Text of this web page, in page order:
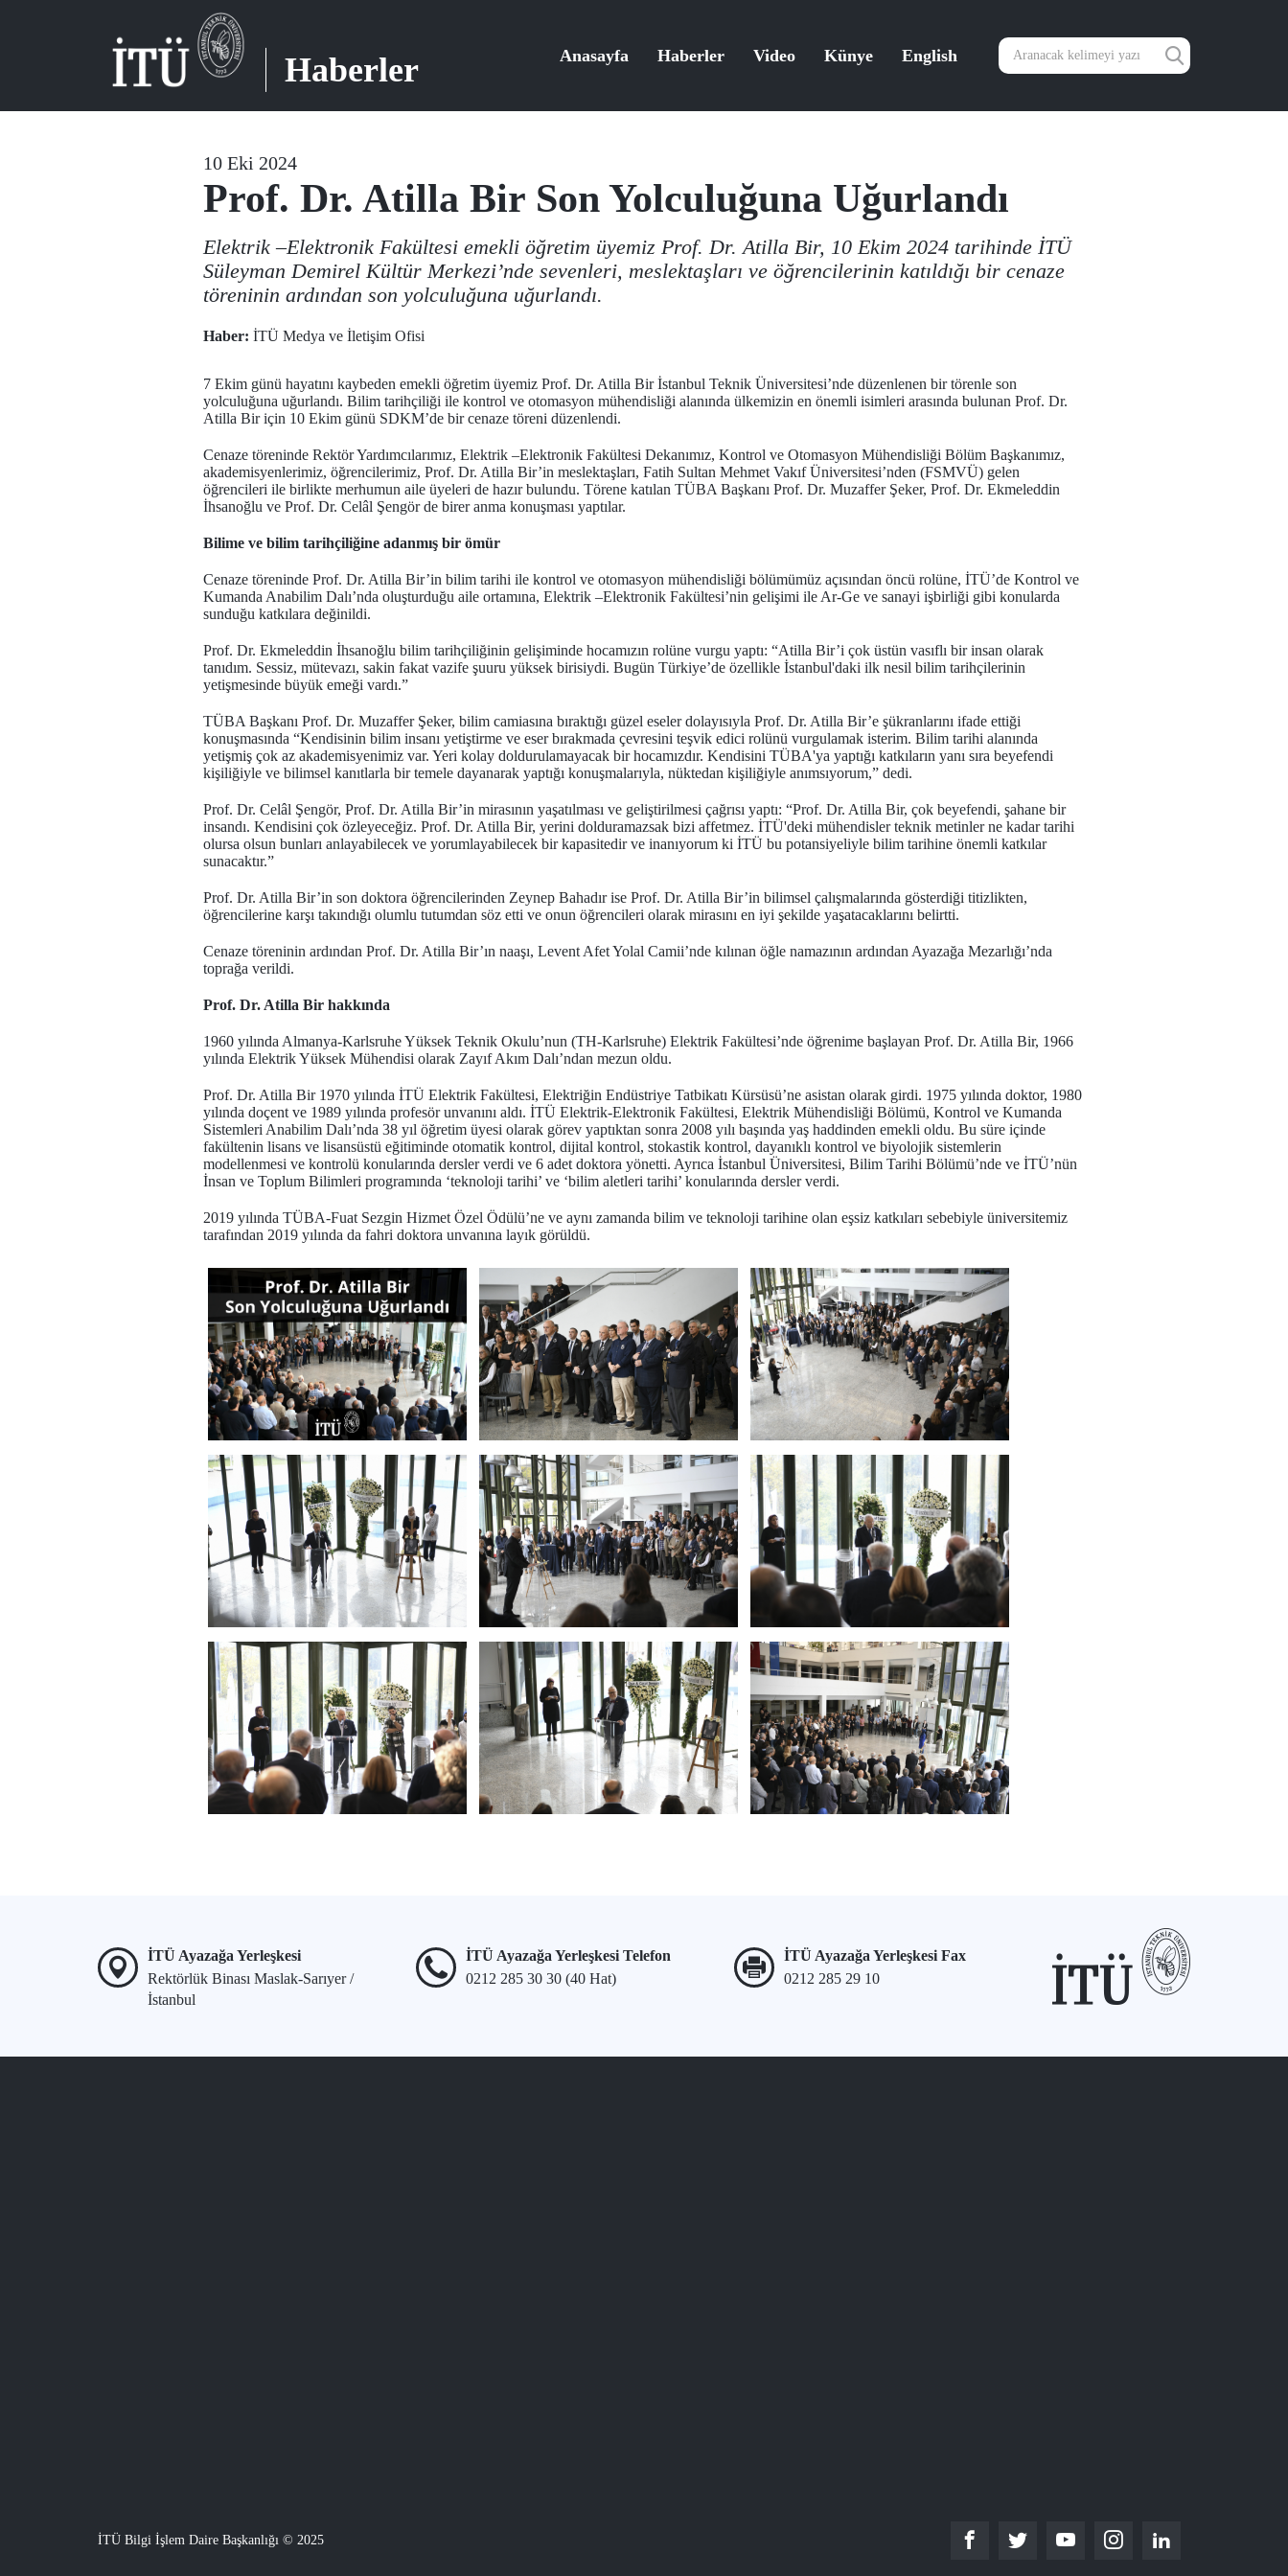
Haberler Anasayfa Haberler Video Künye English
10 Eki 2024
Prof. Dr. Atilla Bir Son Yolculuğuna Uğurlandı
Elektrik –Elektronik Fakültesi emekli öğretim üyemiz Prof. Dr. Atilla Bir, 10 Ekim 2024 tarihinde İTÜ
Süleyman Demirel Kültür Merkezi’nde sevenleri, meslektaşları ve öğrencilerinin katıldığı bir cenaze
töreninin ardından son yolculuğuna uğurlandı.
Haber: İTÜ Medya ve İletişim Ofisi
7 Ekim günü hayatını kaybeden emekli öğretim üyemiz Prof. Dr. Atilla Bir İstanbul Teknik Üniversitesi’nde düzenlenen bir törenle son
yolculuğuna uğurlandı. Bilim tarihçiliği ile kontrol ve otomasyon mühendisliği alanında ülkemizin en önemli isimleri arasında bulunan Prof. Dr.
Atilla Bir için 10 Ekim günü SDKM’de bir cenaze töreni düzenlendi.
Cenaze töreninde Rektör Yardımcılarımız, Elektrik –Elektronik Fakültesi Dekanımız, Kontrol ve Otomasyon Mühendisliği Bölüm Başkanımız,
akademisyenlerimiz, öğrencilerimiz, Prof. Dr. Atilla Bir’in meslektaşları, Fatih Sultan Mehmet Vakıf Üniversitesi’nden (FSMVÜ) gelen
öğrencileri ile birlikte merhumun aile üyeleri de hazır bulundu. Törene katılan TÜBA Başkanı Prof. Dr. Muzaffer Şeker, Prof. Dr. Ekmeleddin
İhsanoğlu ve Prof. Dr. Celâl Şengör de birer anma konuşması yaptılar.
Bilime ve bilim tarihçiliğine adanmış bir ömür
Cenaze töreninde Prof. Dr. Atilla Bir’in bilim tarihi ile kontrol ve otomasyon mühendisliği bölümümüz açısından öncü rolüne, İTÜ’de Kontrol ve
Kumanda Anabilim Dalı’nda oluşturduğu aile ortamına, Elektrik –Elektronik Fakültesi’nin gelişimi ile Ar-Ge ve sanayi işbirliği gibi konularda
sunduğu katkılara değinildi.
Prof. Dr. Ekmeleddin İhsanoğlu bilim tarihçiliğinin gelişiminde hocamızın rolüne vurgu yaptı: “Atilla Bir’i çok üstün vasıflı bir insan olarak
tanıdım. Sessiz, mütevazı, sakin fakat vazife şuuru yüksek birisiydi. Bugün Türkiye’de özellikle İstanbul'daki ilk nesil bilim tarihçilerinin
yetişmesinde büyük emeği vardı.”
TÜBA Başkanı Prof. Dr. Muzaffer Şeker, bilim camiasına bıraktığı güzel eseler dolayısıyla Prof. Dr. Atilla Bir’e şükranlarını ifade ettiği
konuşmasında “Kendisinin bilim insanı yetiştirme ve eser bırakmada çevresini teşvik edici rolünü vurgulamak isterim. Bilim tarihi alanında
yetişmiş çok az akademisyenimiz var. Yeri kolay doldurulamayacak bir hocamızdır. Kendisini TÜBA'ya yaptığı katkıların yanı sıra beyefendi
kişiliğiyle ve bilimsel kanıtlarla bir temele dayanarak yaptığı konuşmalarıyla, nüktedan kişiliğiyle anımsıyorum,” dedi.
Prof. Dr. Celâl Şengör, Prof. Dr. Atilla Bir’in mirasının yaşatılması ve geliştirilmesi çağrısı yaptı: “Prof. Dr. Atilla Bir, çok beyefendi, şahane bir
insandı. Kendisini çok özleyeceğiz. Prof. Dr. Atilla Bir, yerini dolduramazsak bizi affetmez. İTÜ'deki mühendisler teknik metinler ne kadar tarihi
olursa olsun bunları anlayabilecek ve yorumlayabilecek bir kapasitedir ve inanıyorum ki İTÜ bu potansiyeliyle bilim tarihine önemli katkılar
sunacaktır.”
Prof. Dr. Atilla Bir’in son doktora öğrencilerinden Zeynep Bahadır ise Prof. Dr. Atilla Bir’in bilimsel çalışmalarında gösterdiği titizlikten,
öğrencilerine karşı takındığı olumlu tutumdan söz etti ve onun öğrencileri olarak mirasını en iyi şekilde yaşatacaklarını belirtti.
Cenaze töreninin ardından Prof. Dr. Atilla Bir’ın naaşı, Levent Afet Yolal Camii’nde kılınan öğle namazının ardından Ayazağa Mezarlığı’nda
toprağa verildi.
Prof. Dr. Atilla Bir hakkında
1960 yılında Almanya-Karlsruhe Yüksek Teknik Okulu’nun (TH-Karlsruhe) Elektrik Fakültesi’nde öğrenime başlayan Prof. Dr. Atilla Bir, 1966
yılında Elektrik Yüksek Mühendisi olarak Zayıf Akım Dalı’ndan mezun oldu.
Prof. Dr. Atilla Bir 1970 yılında İTÜ Elektrik Fakültesi, Elektriğin Endüstriye Tatbikatı Kürsüsü’ne asistan olarak girdi. 1975 yılında doktor, 1980
yılında doçent ve 1989 yılında profesör unvanını aldı. İTÜ Elektrik-Elektronik Fakültesi, Elektrik Mühendisliği Bölümü, Kontrol ve Kumanda
Sistemleri Anabilim Dalı’nda 38 yıl öğretim üyesi olarak görev yaptıktan sonra 2008 yılı başında yaş haddinden emekli oldu. Bu süre içinde
fakültenin lisans ve lisansüstü eğitiminde otomatik kontrol, dijital kontrol, stokastik kontrol, dayanıklı kontrol ve biyolojik sistemlerin
modellenmesi ve kontrolü konularında dersler verdi ve 6 adet doktora yönetti. Ayrıca İstanbul Üniversitesi, Bilim Tarihi Bölümü’nde ve İTÜ’nün
İnsan ve Toplum Bilimleri programında ‘teknoloji tarihi’ ve ‘bilim aletleri tarihi’ konularında dersler verdi.
2019 yılında TÜBA-Fuat Sezgin Hizmet Özel Ödülü’ne ve aynı zamanda bilim ve teknoloji tarihine olan eşsiz katkıları sebebiyle üniversitemiz
tarafından 2019 yılında da fahri doktora unvanına layık görüldü.
İTÜ Ayazağa Yerleşkesi
Rektörlük Binası Maslak-Sarıyer /
İstanbul
İTÜ Ayazağa Yerleşkesi Telefon
0212 285 30 30 (40 Hat)
İTÜ Ayazağa Yerleşkesi Fax
0212 285 29 10
İTÜ Bilgi İşlem Daire Başkanlığı © 2025